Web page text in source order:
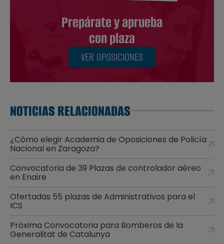
Prepárate y aprueba
con plaza
VER OPOSICIONES
NOTICIAS RELACIONADAS
¿Cómo elegir Academia de Oposiciones de Policía
Nacional en Zaragoza?
Convocatoria de 39 Plazas de controlador aéreo
en Enaire
Ofertadas 55 plazas de Administrativos para el
ICS
Próxima Convocatoria para Bomberos de la
Generalitat de Catalunya